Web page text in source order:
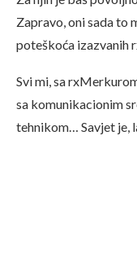
Zapravo, oni sada to
poteškoća izazvanih
Svi mi, sa
sa komunikacionim
tehnikom… Savjet je,